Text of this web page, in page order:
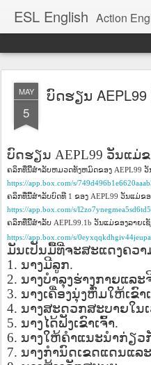
ESL English Action English Paragraphs: Total
MAY
5
ບົດຮຽນ AEPL99
ບົດຮຽນ AEPL99 ວັນແມ່ຂ
ຄລິກທີ່ນີ້ສໍາລັບຫມວດທັງຫມົດຂອງ AEPL99 ວັ
https://app.box.com/s/
ຄລິກທີ່ນີ້ສໍາລັບບົດທີ 1 ຂອງ AEPL99 ວັນແມ່ຂອ
https://app.box.com/s/
ຄລິກທີ່ນີ້ສໍາລັບ AEPL99.1b ວັນແມ່ຂອງລາຍເ
https://app.box.com/s/
ມັນເປັນມື້ທີ່ຈະສະແດງຄວ
1. ນາງມີລູກ.
2. ນາງບໍາລຸງຮ່າງກາຍແລະ
3. ນາງເຄື່ອງນຸ່ງຫົ່ມໃຫ້ເຂົາ
4. ນາງສະດວກສະບາຍໃນ
5. ນາງໄດ້ຟັງເຂົາເຈົ້າ.
6. ນາງໃຫ້ຄໍາແນະນໍາກ່ຽວ
7. ນາງກໍານົດເຂດແດນແລ